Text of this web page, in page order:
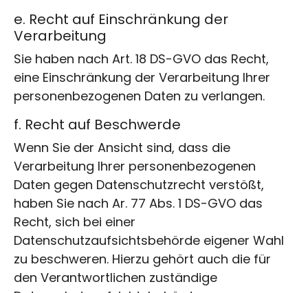
e. Recht auf Einschränkung der
Verarbeitung
Sie haben nach Art. 18 DS-GVO das Recht,
eine Einschränkung der Verarbeitung Ihrer
personenbezogenen Daten zu verlangen.
f. Recht auf Beschwerde
Wenn Sie der Ansicht sind, dass die
Verarbeitung Ihrer personenbezogenen
Daten gegen Datenschutzrecht verstößt,
haben Sie nach Ar. 77 Abs. 1 DS-GVO das
Recht, sich bei einer
Datenschutzaufsichtsbehörde eigener Wahl
zu beschweren. Hierzu gehört auch die für
den Verantwortlichen zuständige